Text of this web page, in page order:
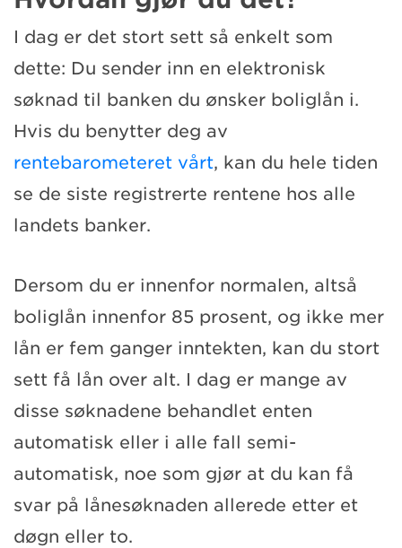
I dag er det stort sett så enkelt som
dette: Du sender inn en elektronisk
søknad til banken du ønsker boliglån i.
Hvis du benytter deg av
rentebarometeret vårt, kan du hele tiden
se de siste registrerte rentene hos alle
landets banker.
Dersom du er innenfor normalen, altså
boliglån innenfor 85 prosent, og ikke mer
lån er fem ganger inntekten, kan du stort
sett få lån over alt. I dag er mange av
disse søknadene behandlet enten
automatisk eller i alle fall semi-
automatisk, noe som gjør at du kan få
svar på lånesøknaden allerede etter et
døgn eller to.